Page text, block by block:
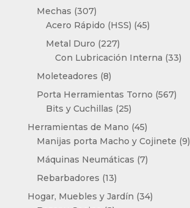
Mechas 307307
productos
Acero Rápido (HSS) 4545
Metal Duro 227227
productos
Con Lubricación Interna 3333
Moleteadores 88
productos
Porta Herramientas Torno 567567
Bits y Cuchillas 2525
productos
Herramientas de Mano 4545
productos
Manijas porta Macho y Cojinete 99
Máquinas Neumáticas 77
Rebarbadores 1313
productos
Hogar, Muebles y Jardín 3434